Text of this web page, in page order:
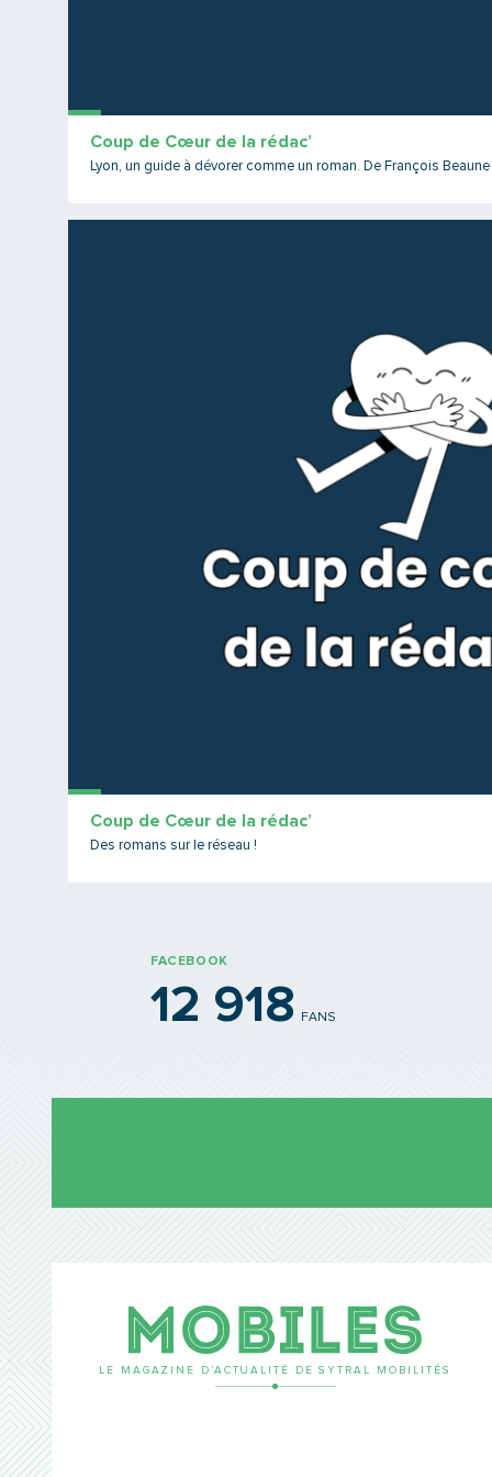
Coup de Cœur de la rédac’
Lyon, un guide à dévorer comme un roman. De François Beaune
Coup de Cœur de la rédac’
Des romans sur le réseau !
FACEBOOK
12 918 FANS
LE MAGAZINE D’ACTUALITÉ DE SYTRAL MOBILITÉS